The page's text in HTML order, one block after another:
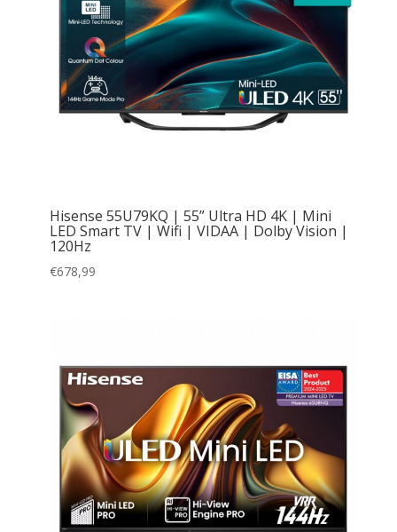
Hisense 55U79KQ | 55” Ultra HD 4K | Mini
LED Smart TV | Wifi | VIDAA | Dolby Vision |
120Hz
€678,99